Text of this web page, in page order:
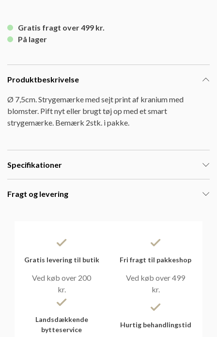
Gratis fragt over 499 kr.
På lager
Produktbeskrivelse
Ø 7,5cm. Strygemærke med sejt print af kranium med
blomster. Pift nyt eller brugt tøj op med et smart
strygemærke. Bemærk 2stk. i pakke.
Specifikationer
Fragt og levering
Gratis levering til butik
Ved køb over 200
kr.
Fri fragt til pakkeshop
Ved køb over 499
kr.
Landsdækkende
bytteservice
Hurtig behandlingstid